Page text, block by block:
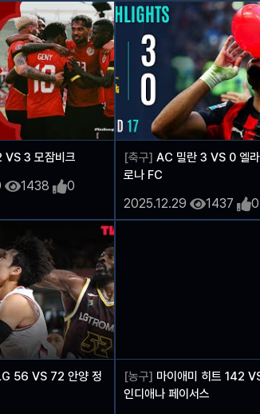
VS 3 모잠비크
1438 0
[축구] AC 밀란 3 VS 0 엘
로나 FC
2025.12.29 1437 0
56 VS 72 안양 정
[농구] 마이애미 히트 142
인디애나 페이서스